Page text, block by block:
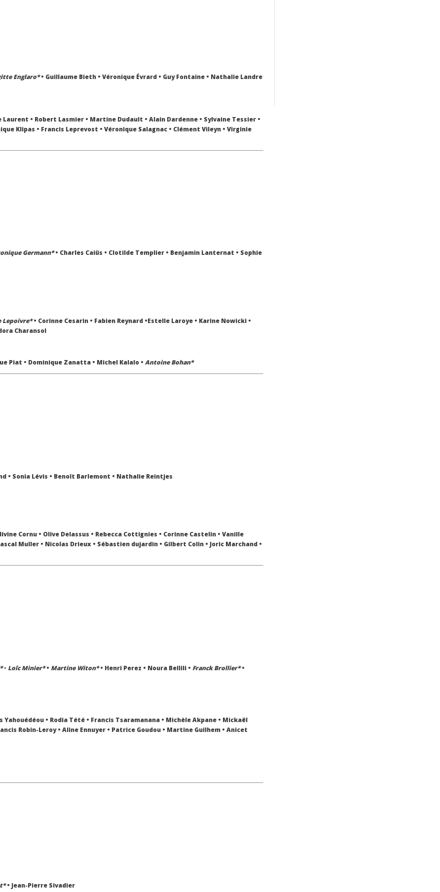
Englaro*• Guillaume Bieth • Véronique Évrard • Guy Fontaine • Nathalie Landre
• Robert Lasmier • Martine Dudault • Alain Dardenne • Sylvaine Tessier •
Klipas • Francis Leprevost • Véronique Salagnac • Clément Vileyn • Virginie
Germann*• Charles Caiüs • Clotilde Templier • Benjamin Lanternat • Sophie
Lepoivre*• Corinne Cesarin • Fabien Reynard •Estelle Laroye • Karine Nowicki •
Charansol
Piat • Dominique Zanatta • Michel Kalalo • Antoine Bohan*
• Sonia Lévis • Benoît Barlemont • Nathalie Reintjes
Cornu • Olive Delassus • Rebecca Cottignies • Corinne Castelin • Vanille
Muller • Nicolas Drieux • Sébastien dujardin • Gilbert Colin • Joric Marchand •
• Loîc Minier*• Martine Witon*• Henri Perez • Noura Bellili • Franck Brollier*•
Yahouédéou • Rodia Tété • Francis Tsaramanana • Michèle Akpane • Mickaël
Robin-Leroy • Aline Ennuyer • Patrice Goudou • Martine Guilhem • Anicet
• Jean-Pierre Sivadier